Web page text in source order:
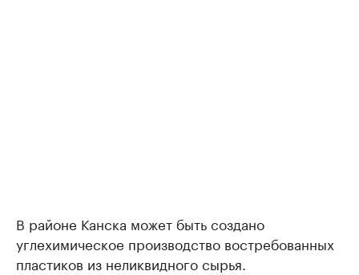
В районе Канска может быть создано
углехимическое производство востребованных
пластиков из неликвидного сырья.